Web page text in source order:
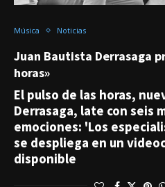
Música Noticias
Juan Bautista Derrasaga
horas»
El pulso de las horas,
Derrasaga, late con seis
emociones: 'Los
se despliega en un
disponible